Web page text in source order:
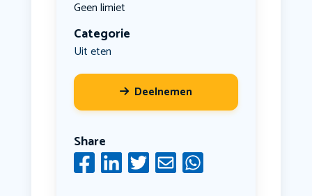
Geen limiet
Categorie
Uit eten
Deelnemen
Share